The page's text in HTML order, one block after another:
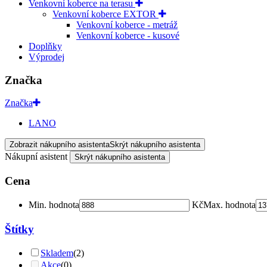
Venkovní koberce na terasu
Venkovní koberce EXTOR
Venkovní koberce - metráž
Venkovní koberce - kusové
Doplňky
Výprodej
Značka
Značka
LANO
Zobrazit nákupního asistentaSkrýt nákupního asistenta
Nákupní asistent Skrýt nákupního asistenta
Cena
Min. hodnota KčMax. hodnota
Štítky
Skladem(2)